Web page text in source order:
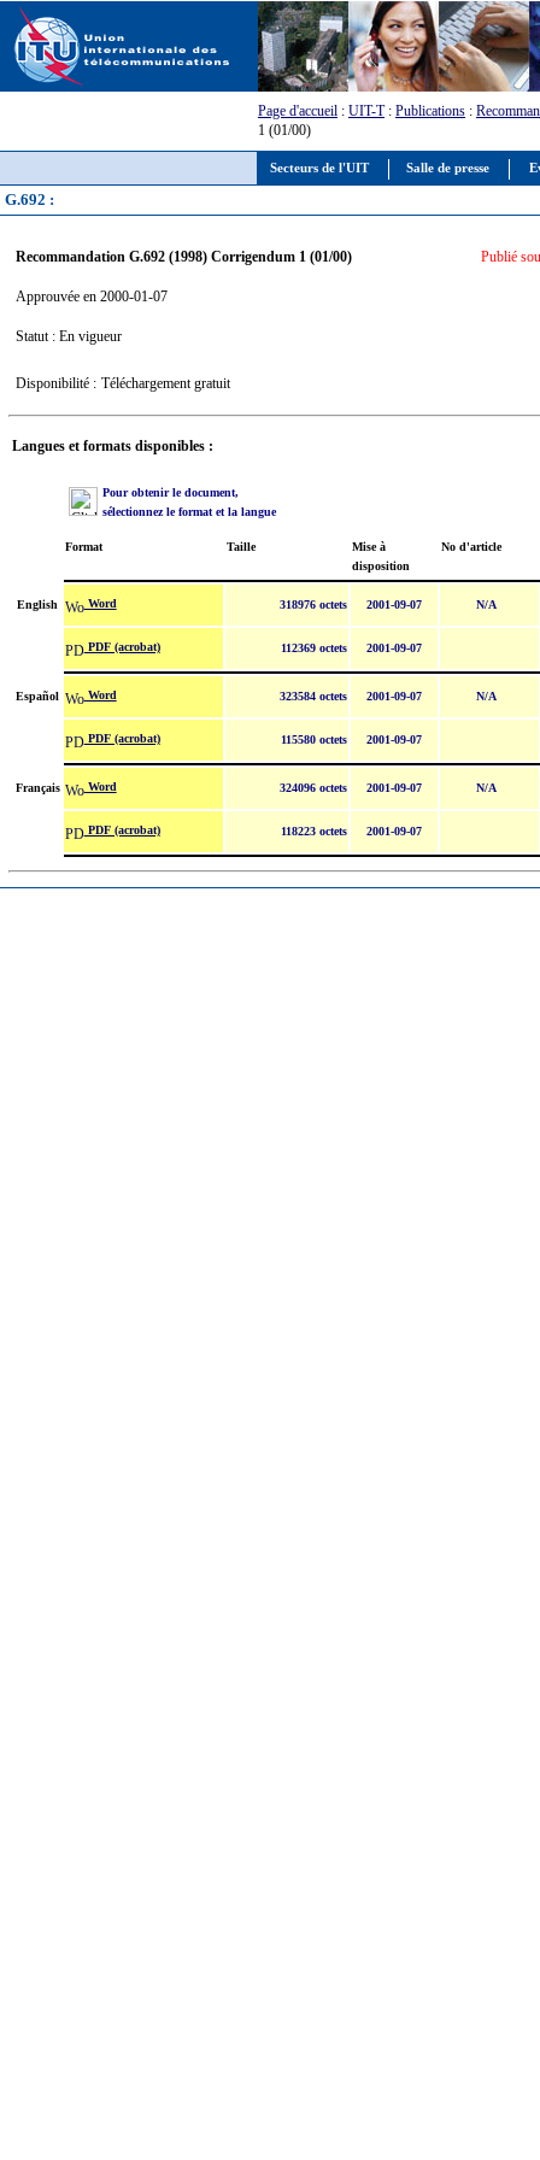
Secteurs de l'UIT Salle de presse
Page d'accueil : UIT-T: Publications :
1 (01/00)
G.692 :
Recommandation G.692 (1998) Corrigendum 1 (01/00)
Approuvée en 2000-01-07
Statut : En vigueur
Publié
Disponibilité : Téléchargement gratuit
Langues et formats disponibles :
Pour obtenir le document,
sélectionnez le format et la langue
Format Taille
Mise à
disposition
No d'article
English Word 318976 octets 2001-09-07 N/A
PDF (acrobat) 112369 octets 2001-09-07
Español Word 323584 octets 2001-09-07 N/A
PDF (acrobat) 115580 octets 2001-09-07
Français Word 324096 octets 2001-09-07 N/A
PDF (acrobat) 118223 octets 2001-09-07